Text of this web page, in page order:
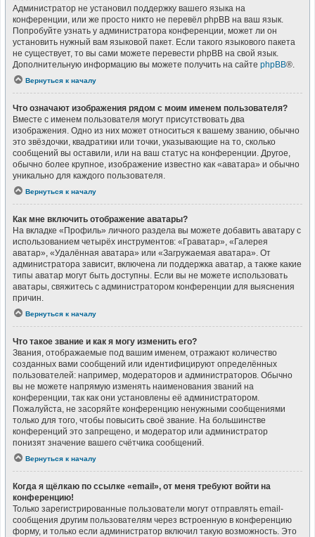
Администратор не установил поддержку вашего языка на
конференции, или же просто никто не перевёл phpBB на ваш язык.
Попробуйте узнать у администратора конференции, может ли он
установить нужный вам языковой пакет. Если такого языкового пакета
не существует, то вы сами можете перевести phpBB на свой язык.
Дополнительную информацию вы можете получить на сайте phpBB®.
Вернуться к началу
Что означают изображения рядом с моим именем пользователя?
Вместе с именем пользователя могут присутствовать два
изображения. Одно из них может относиться к вашему званию, обычно
это звёздочки, квадратики или точки, указывающие на то, сколько
сообщений вы оставили, или на ваш статус на конференции. Другое,
обычно более крупное, изображение известно как «аватара» и обычно
уникально для каждого пользователя.
Вернуться к началу
Как мне включить отображение аватары?
На вкладке «Профиль» личного раздела вы можете добавить аватару с
использованием четырёх инструментов: «Граватар», «Галерея
аватар», «Удалённая аватара» или «Загружаемая аватара». От
администратора зависит, включена ли поддержка аватар, а также какие
типы аватар могут быть доступны. Если вы не можете использовать
аватары, свяжитесь с администратором конференции для выяснения
причин.
Вернуться к началу
Что такое звание и как я могу изменить его?
Звания, отображаемые под вашим именем, отражают количество
созданных вами сообщений или идентифицируют определённых
пользователей: например, модераторов и администраторов. Обычно
вы не можете напрямую изменять наименования званий на
конференции, так как они установлены её администратором.
Пожалуйста, не засоряйте конференцию ненужными сообщениями
только для того, чтобы повысить своё звание. На большинстве
конференций это запрещено, и модератор или администратор
понизят значение вашего счётчика сообщений.
Вернуться к началу
Когда я щёлкаю по ссылке «email», от меня требуют войти на
конференцию!
Только зарегистрированные пользователи могут отправлять email-
сообщения другим пользователям через встроенную в конференцию
форму, и только если администратор включил такую возможность. Это